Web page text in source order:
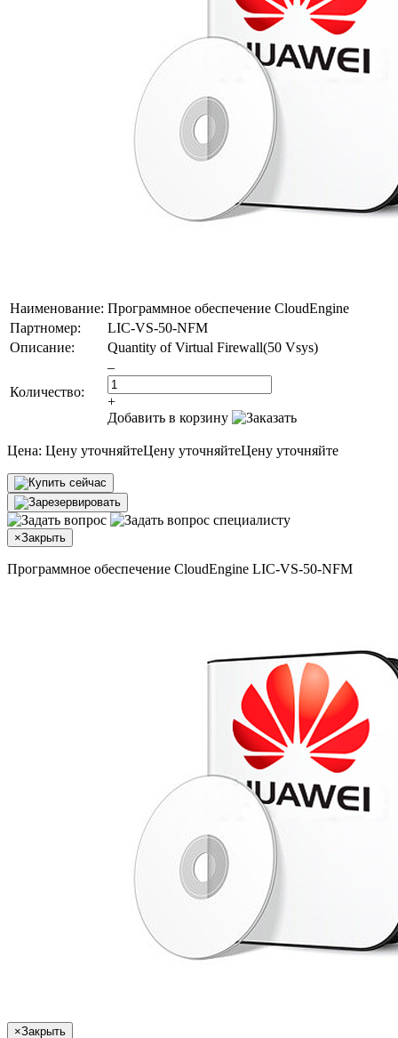
Наименование: Программное обеспечение CloudEngine
Партномер:
LIC-VS-50-NFM
Описание:
Quantity of Virtual Firewall(50 Vsys)
Количество:
–
+
Добавить в корзину
Цена: Цену уточняйтеЦену уточняйтеЦену уточняйте
×Закрыть
Программное обеспечение CloudEngine LIC-VS-50-NFM
×Закрыть